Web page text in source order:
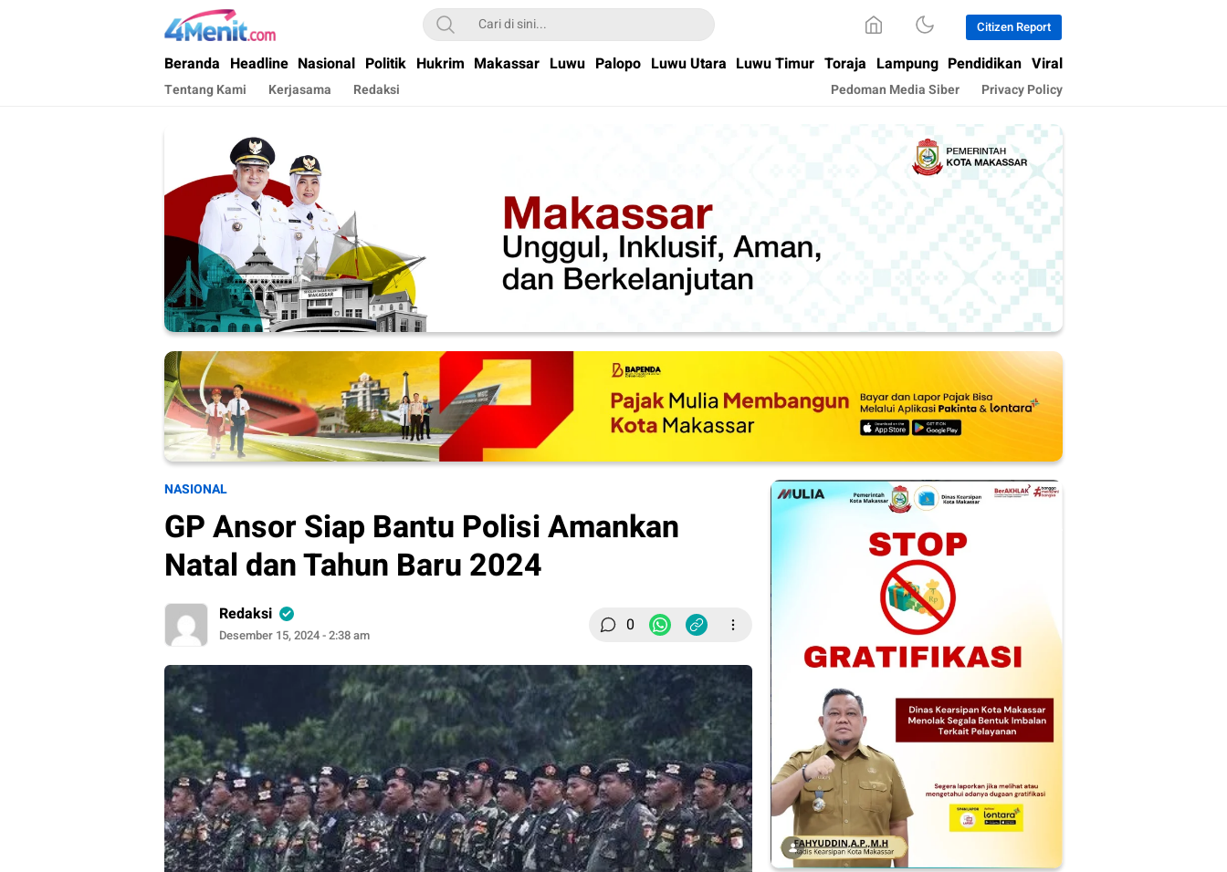
4menit.com
Mengungkap Kisah, Setiap Hari
Citizen Report
Beranda Headline Nasional Politik Hukrim Makassar Luwu Palopo Luwu Utara Luwu Timur Toraja Lampung Pendidikan Viral
Tentang Kami Kerjasama Redaksi Pedoman Media Siber Privacy Policy
NASIONAL
GP Ansor Siap Bantu Polisi Amankan
Natal dan Tahun Baru 2024
Redaksi
Desember 15, 2024 - 2:38 am 0